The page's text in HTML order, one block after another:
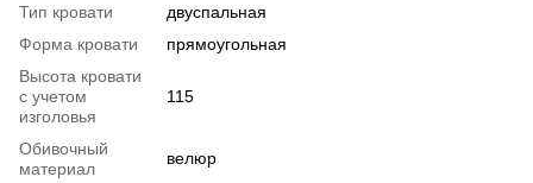
Тип кровати
двуспальная
Форма кровати
прямоугольная
Высота кровати
с учетом
изголовья
115
Обивочный
материал
велюр